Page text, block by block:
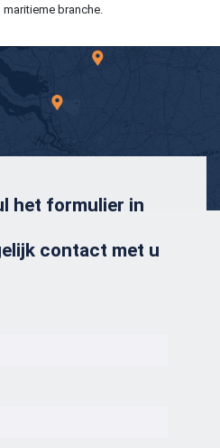
branche.
het formulier in
contact met u